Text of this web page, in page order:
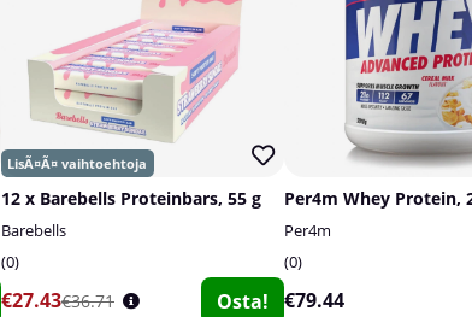
12 x Barebells Proteinbars, 55 g
Barebells
0
€27.43€36.71 Osta!
Per4m Whey Protein,
Per4m
0
€79.44